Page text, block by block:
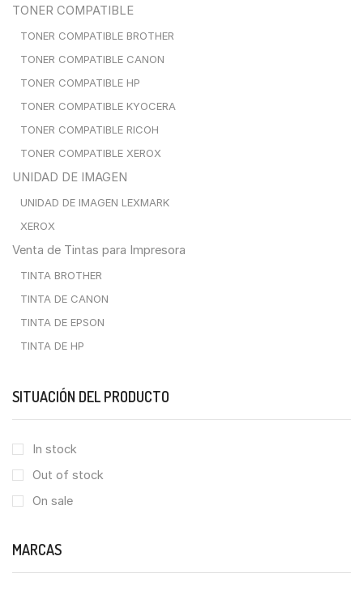
TONER COMPATIBLE
TONER COMPATIBLE BROTHER
TONER COMPATIBLE CANON
TONER COMPATIBLE HP
TONER COMPATIBLE KYOCERA
TONER COMPATIBLE RICOH
TONER COMPATIBLE XEROX
UNIDAD DE IMAGEN
UNIDAD DE IMAGEN LEXMARK
XEROX
Venta de Tintas para Impresora
TINTA BROTHER
TINTA DE CANON
TINTA DE EPSON
TINTA DE HP
SITUACIÓN DEL PRODUCTO
In stock
Out of stock
On sale
MARCAS